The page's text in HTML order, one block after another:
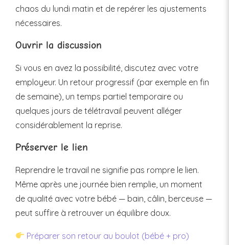
chaos du lundi matin et de repérer les ajustements
nécessaires.
Ouvrir la discussion
Si vous en avez la possibilité, discutez avec votre
employeur. Un retour progressif (par exemple en fin
de semaine), un temps partiel temporaire ou
quelques jours de télétravail peuvent alléger
considérablement la reprise.
Préserver le lien
Reprendre le travail ne signifie pas rompre le lien.
Même après une journée bien remplie, un moment
de qualité avec votre bébé — bain, câlin, berceuse —
peut suffire à retrouver un équilibre doux.
Préparer son retour au boulot (bébé + pro)